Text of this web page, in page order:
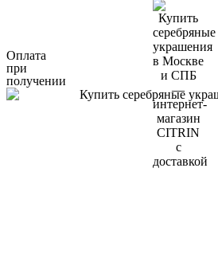
Оплата
при
получении